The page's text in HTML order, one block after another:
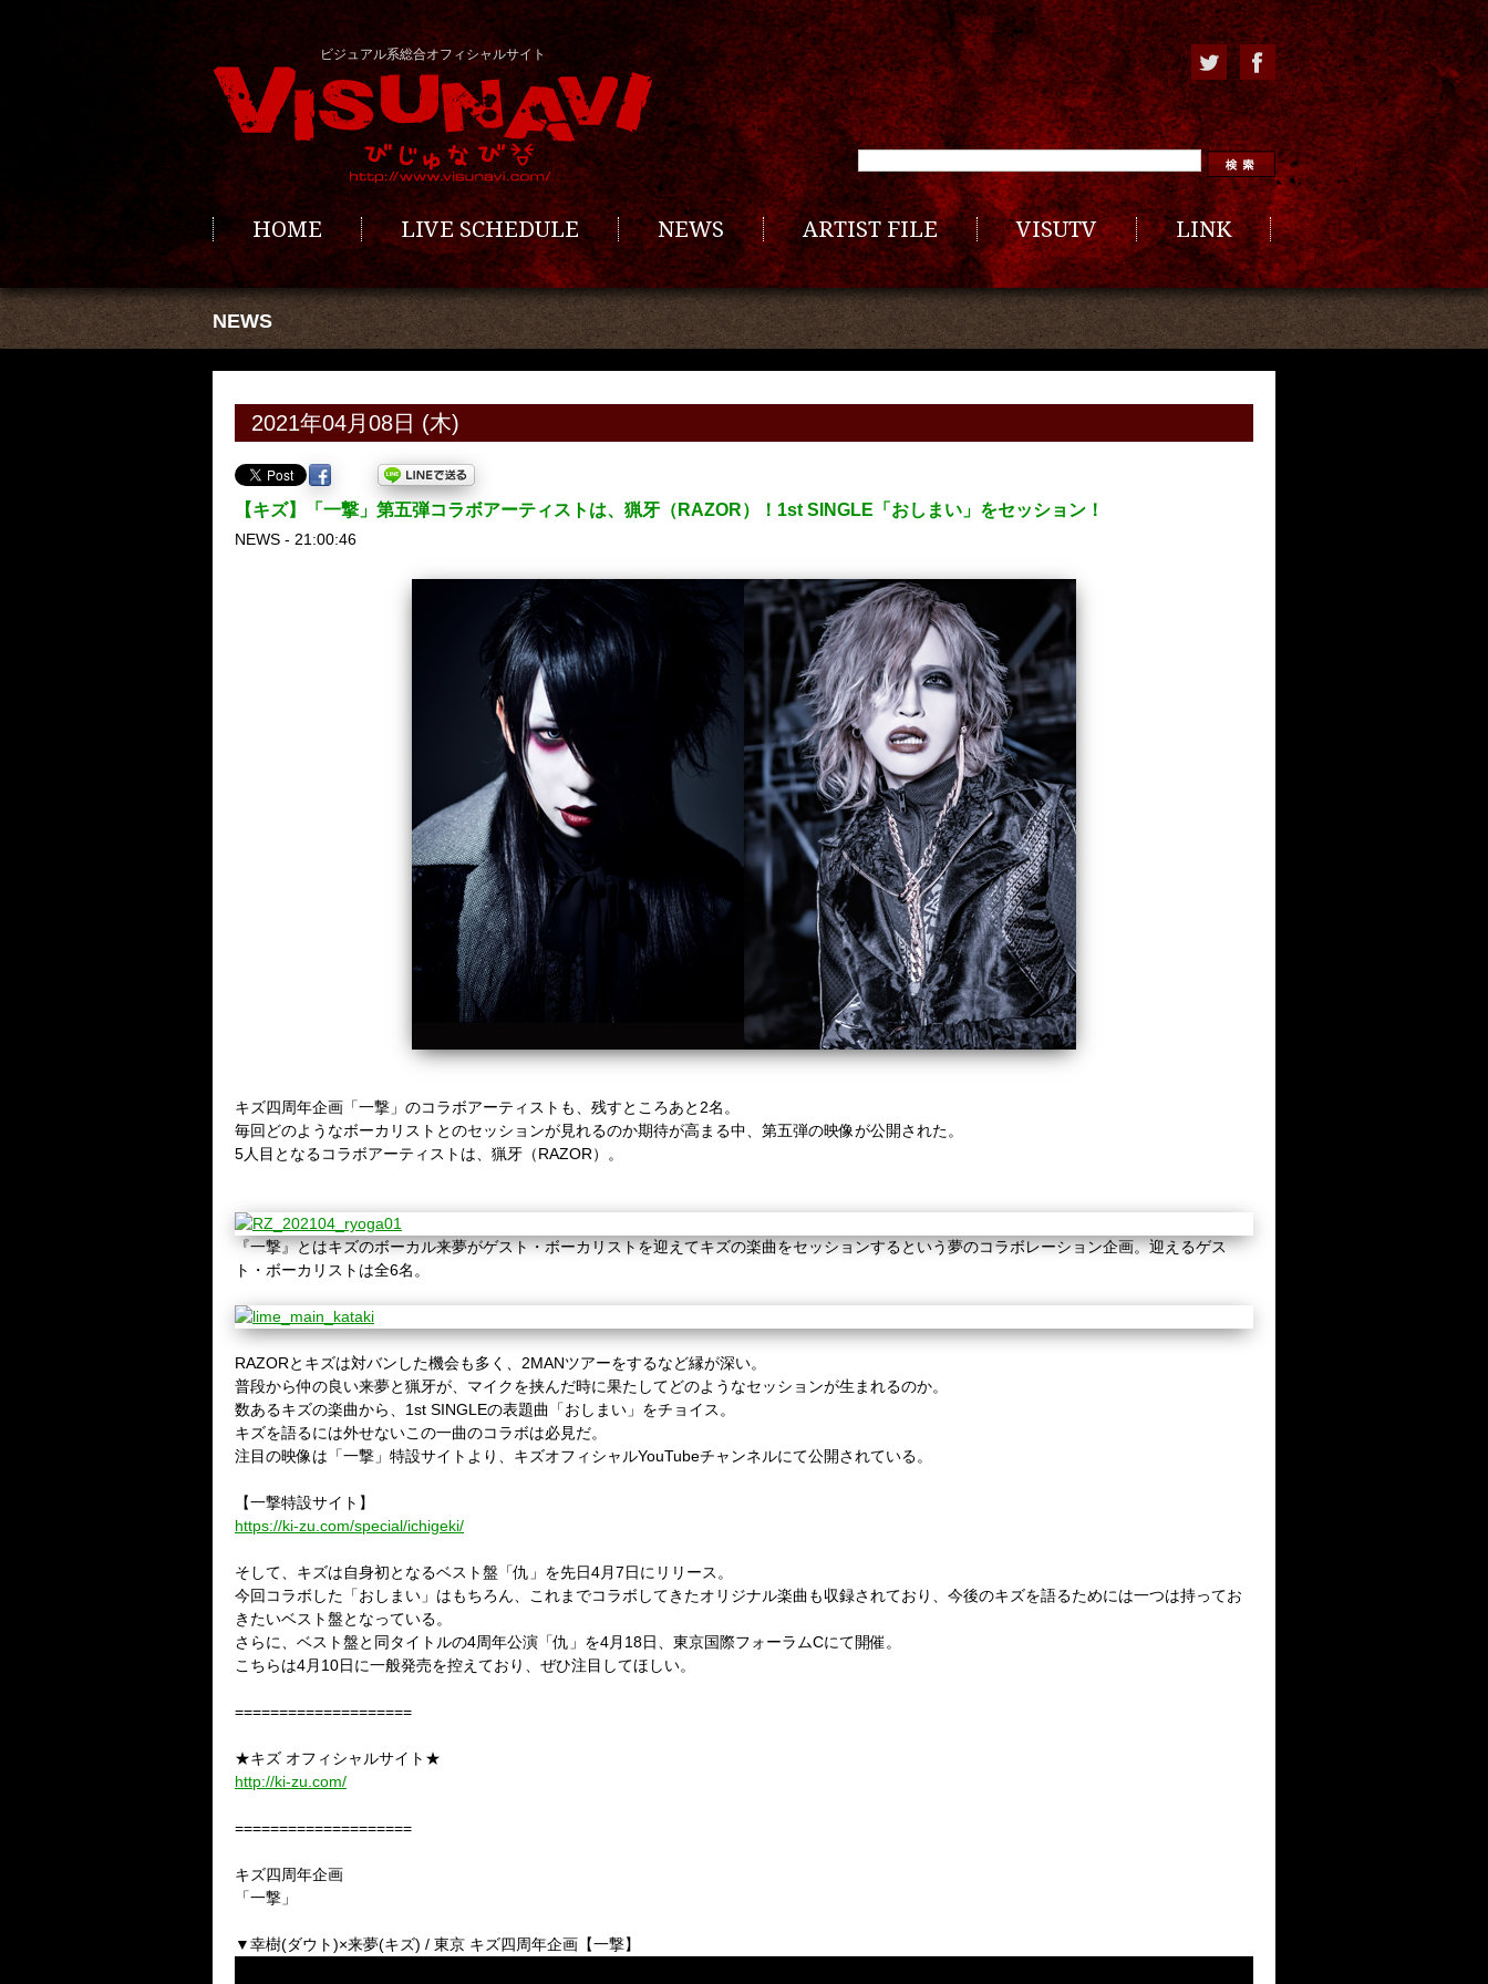
ビジュアル系総合オフィシャルサイト
HOME LIVE SCHEDULE NEWS ARTIST FILE VISUTV LINK
NEWS
2021年04月08日 (木)
【キズ】「一撃」第五弾コラボアーティストは、猟牙（RAZOR）！1st SINGLE「おしまい」をセッション！
NEWS - 21:00:46
キズ四周年企画「一撃」のコラボアーティストも、残すところあと2名。
毎回どのようなボーカリストとのセッションが見れるのか期待が高まる中、第五弾の映像が公開された。
5人目となるコラボアーティストは、猟牙（RAZOR）。
『一撃』とはキズのボーカル来夢がゲスト・ボーカリストを迎えてキズの楽曲をセッションするという夢のコラボレーション企画。迎えるゲス
ト・ボーカリストは全6名。
RAZORとキズは対バンした機会も多く、2MANツアーをするなど縁が深い。
普段から仲の良い来夢と猟牙が、マイクを挟んだ時に果たしてどのようなセッションが生まれるのか。
数あるキズの楽曲から、1st SINGLEの表題曲「おしまい」をチョイス。
キズを語るには外せないこの一曲のコラボは必見だ。
注目の映像は「一撃」特設サイトより、キズオフィシャルYouTubeチャンネルにて公開されている。
【一撃特設サイト】
https://ki-zu.com/special/ichigeki/
そして、キズは自身初となるベスト盤「仇」を先日4月7日にリリース。
今回コラボした「おしまい」はもちろん、これまでコラボしてきたオリジナル楽曲も収録されており、今後のキズを語るためには一つは持ってお
きたいベスト盤となっている。
さらに、ベスト盤と同タイトルの4周年公演「仇」を4月18日、東京国際フォーラムCにて開催。
こちらは4月10日に一般発売を控えており、ぜひ注目してほしい。
====================
★キズ オフィシャルサイト★
http://ki-zu.com/
====================
キズ四周年企画
「一撃」
▼幸樹(ダウト)×来夢(キズ) / 東京 キズ四周年企画【一撃】